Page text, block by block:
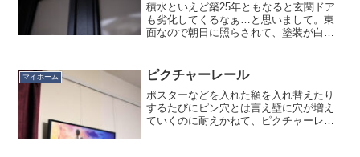
積水といえど築25年ともなると玄関ドア
も劣化してくるなぁ…と思いまして。東
面なので朝日に照らされて、塗装が白っ
50万円）なんでしょうが、そんな予算は
ないのでネットで情...
マイホーム ピクチャーレール
ポスターなどを入れた額を入れ替えたり
するたびにピン穴とは言え壁に穴が増え
ていくのに耐えかねて、ピクチャーレー